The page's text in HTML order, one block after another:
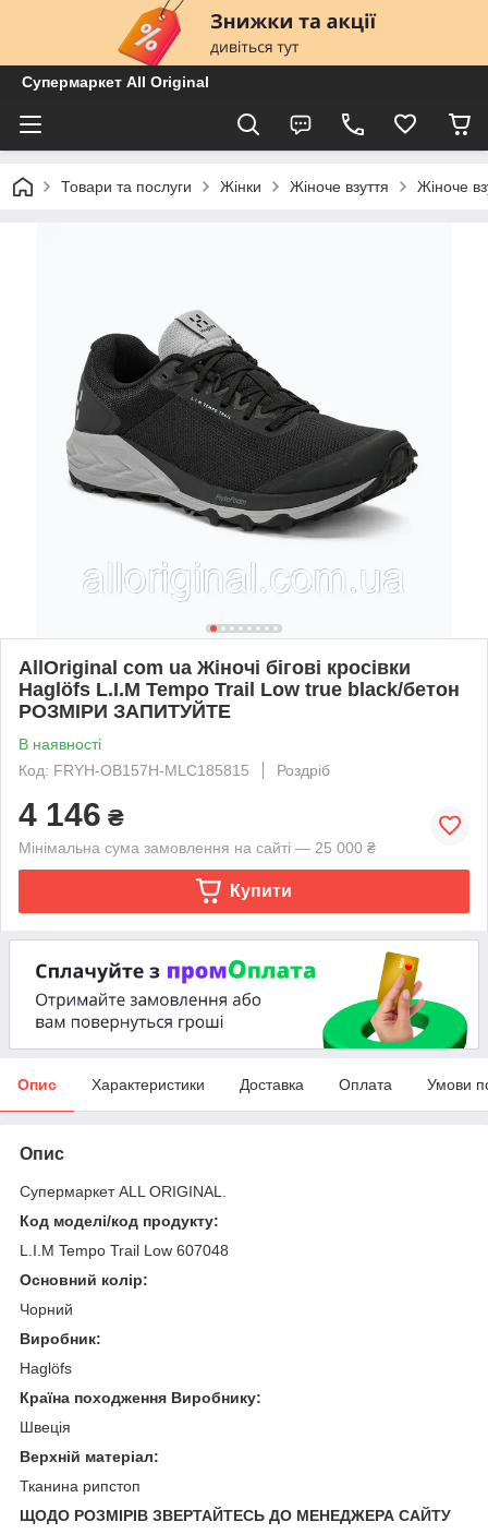
Супермаркет All Original
Товари та послуги Жінки Жіноче взуття Жіноче
AllOriginal com ua Жіночі бігові кросівки
Haglöfs L.I.M Tempo Trail Low true black/бетон
РОЗМІРИ ЗАПИТУЙТЕ
В наявності
Код: FRYH-OB157H-MLC185815
Роздріб
4 146 ₴
Мінімальна сума замовлення на сайті — 25 000 ₴
Купити
Опис Характеристики Доставка Оплата Умови
Опис
Супермаркет ALL ORIGINAL.
Код моделі/код продукту:
L.I.M Tempo Trail Low 607048
Основний колір:
Чорний
Виробник:
Haglöfs
Країна походження Виробнику:
Швеція
Верхній матеріал:
Тканина рипстоп
ЩОДО РОЗМІРІВ ЗВЕРТАЙТЕСЬ ДО МЕНЕДЖЕРА САЙТУ